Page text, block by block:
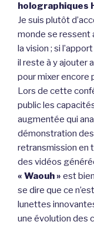
holographiques
Je suis plutôt
monde se ressent
la vision ; si
il reste à y ajouter
pour mixer encore
Lors de cette
public les
augmentée qui
démonstration
retransmission en
des vidéos
« Waouh » est
se dire que ce
lunettes
une évolution des